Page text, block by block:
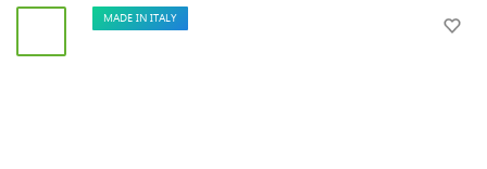
MADE IN ITALY